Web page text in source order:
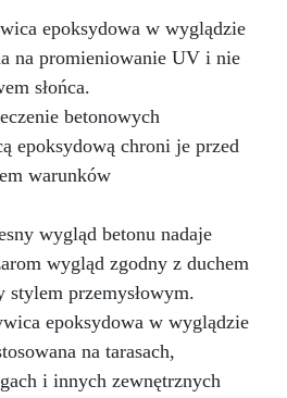
gotową sprostać
z wyrafinowanym
stylem.
epoksydowa w wyglądzie
na promieniowanie UV i nie
słońca.
betonowych
epoksydową chroni je przed
warunków
wygląd betonu nadaje
wygląd zgodny z duchem
stylem przemysłowym.
epoksydowa w wyglądzie
na tarasach,
i innych zewnętrznych